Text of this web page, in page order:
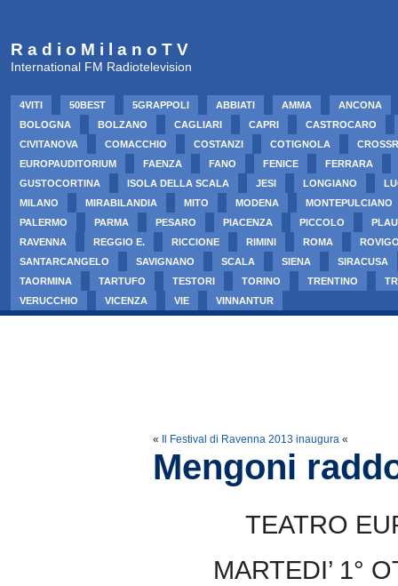
R a d i o M i l a n o T V
International FM Radiotelevision
4VITI 50BEST 5GRAPPOLI ABBIATI AMMA
ANCONA
BOLOGNA
BOLZANO CAGLIARI CAPRI
CASTROCARO
CIVITANOVA
COMACCHIO COSTANZI COTIGNOLA
EUROPAUDITORIUM
FAENZA FANO FENICE
FERRARA
GUSTOCORTINA
ISOLA DELLA SCALA JESI LONGIANO
MILANO
MIRABILANDIA MITO MODENA
MONTEPULCIANO
PALERMO
PARMA PESARO PIACENZA PICCOLO
RAVENNA
REGGIO E. RICCIONE RIMINI ROMA
SANTARCANGELO
SAVIGNANO SCALA SIENA
SIRACUSA
TAORMINA
TARTUFO TESTORI TORINO TRENTINO
VERUCCHIO
VICENZA VIE VINNANTUR
« Il Festival di Ravenna 2013 inaugura «
Mengoni
TEATRO
MARTEDI’ 1°